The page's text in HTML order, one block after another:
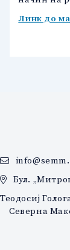
Линк до
Бул.
Теодосиј
Северна